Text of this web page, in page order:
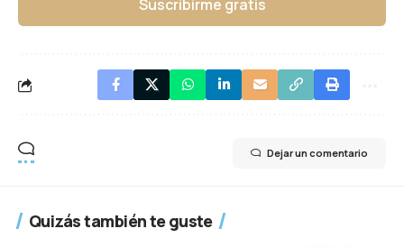
Suscribirme gratis
Dejar un comentario
Quizás también te guste